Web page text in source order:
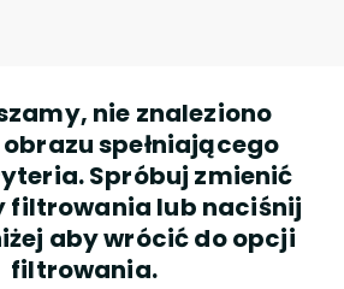
nie znaleziono
spełniającego
Spróbuj zmienić
filtrowania lub naciśnij
aby wrócić do opcji
filtrowania.